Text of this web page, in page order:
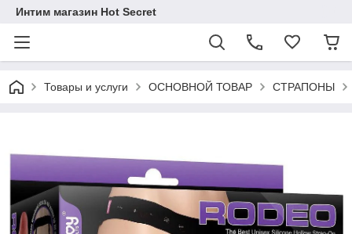
Интим магазин Hot Secret
Товары и услуги ОСНОВНОЙ ТОВАР СТРАПОНЫ